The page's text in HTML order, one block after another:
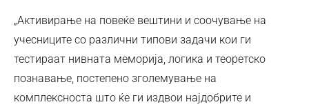
„Активирање на повеќе вештини и соочување на
учесниците со различни типови задачи кои ги
тестираат нивната меморија, логика и теоретско
познавање, постепено зголемување на
комплексноста што ќе ги издвои најдобрите и